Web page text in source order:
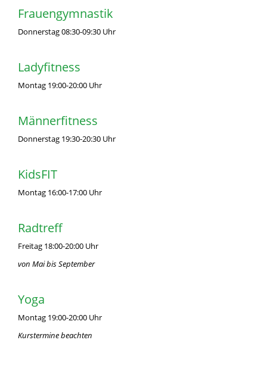
Frauengymnastik
Donnerstag 08:30-09:30 Uhr
Ladyfitness
Montag 19:00-20:00 Uhr
Männerfitness
Donnerstag 19:30-20:30 Uhr
KidsFIT
Montag 16:00-17:00 Uhr
Radtreff
Freitag 18:00-20:00 Uhr
von Mai bis September
Yoga
Montag 19:00-20:00 Uhr
Kurstermine beachten